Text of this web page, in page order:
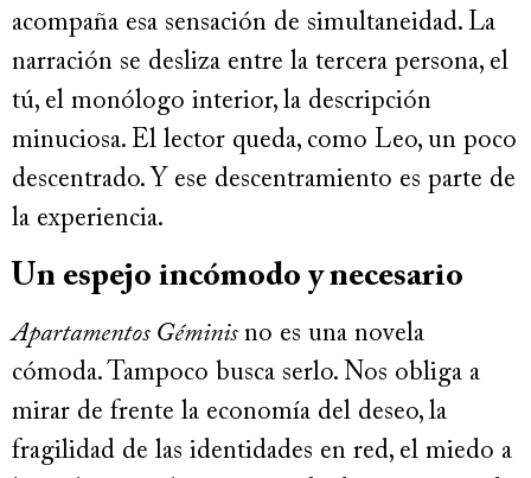
acompaña esa sensación de simultaneidad. La
narración se desliza entre la tercera persona, el
tú, el monólogo interior, la descripción
minuciosa. El lector queda, como Leo, un poco
descentrado. Y ese descentramiento es parte de
la experiencia.
Un espejo incómodo y necesario
Apartamentos Géminisno es una novela
cómoda. Tampoco busca serlo. Nos obliga a
mirar de frente la economía del deseo, la
fragilidad de las identidades en red, el miedo a